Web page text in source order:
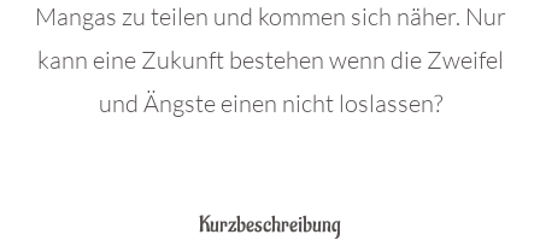
Mangas zu teilen und kommen sich näher. Nur
kann eine Zukunft bestehen wenn die Zweifel
und Ängste einen nicht loslassen?
Kurzbeschreibung